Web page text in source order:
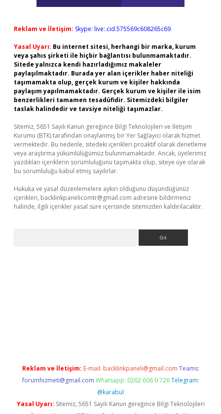
Reklam ve İletişim: Skype: live:.cid.575569c608265c69
Yasal Uyarı: Bu internet sitesi, herhangi bir marka, kurum
veya şahıs şirketi ile hiçbir bağlantısı bulunmamaktadır.
Sitede yalnızca kendi hazırladığımız makaleler
paylaşılmaktadır. Burada yer alan içerikler haber niteliği
taşımamakta olup, gerçek kurum ve kişiler hakkında
paylaşım yapılmamaktadır. Gerçek kurum ve kişiler ile isim
benzerlikleri tamamen tesadüfidir. Sitemizdeki bilgiler
taslak halindedir ve tavsiye niteliği taşımazlar.
Sitemiz, 5651 Sayılı Kanun gereğince Bilgi Teknolojileri ve İletişim
Kurumu (BTK) tarafından onaylanmış bir Yer Sağlayıcı olarak hizmet
vermektedir. Bu nedenle, sitedeki içerikleri proaktif olarak denetleme
veya araştırma yükümlülüğümüz bulunmamaktadır. Ancak, üyelerimiz
yazdıkları içeriklerin sorumluluğunu taşımakta olup, siteye üye olarak
bu sorumluluğu kabul etmiş sayılırlar.
Hukuka ve yasal düzenlemelere aykırı olduğunu düşündüğünüz
içerikleri, backlinkpanelicomtr@gmail.com adresine bildirmeniz
halinde, ilgili içerikler yasal süre içerisinde sitemizden kaldırılacaktır.
Reklam ve İletişim: E-mail: backlinkpaneli@gmail.com Teams:
forumhizmeti@gmail.com Whatsapp: 0262 606 0 726 Telegram:
@karabul
Yasal Uyarı: Sitemiz, 5651 Sayılı Kanun gereğince Bilgi Teknolojileri